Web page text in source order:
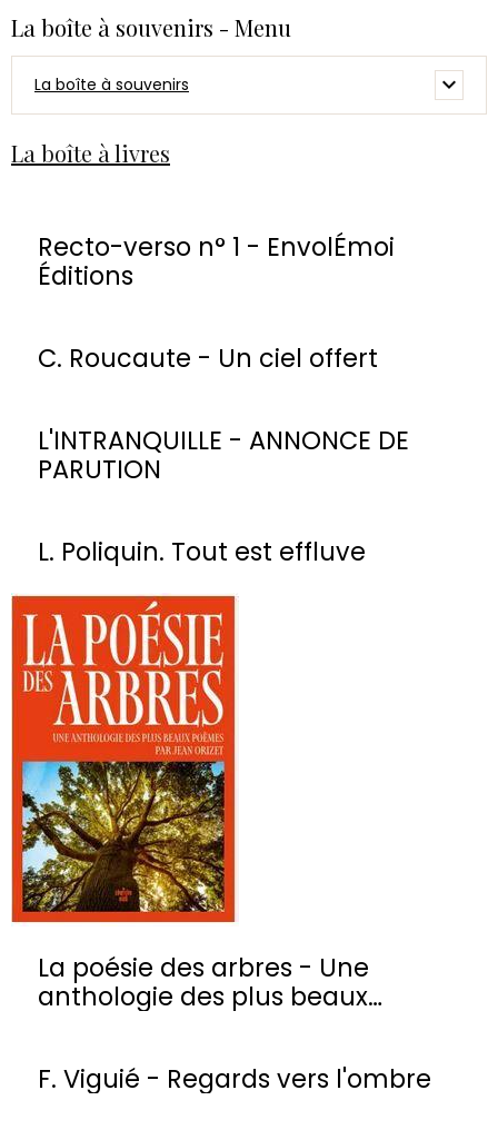
La boîte à souvenirs - Menu
La boîte à souvenirs
La boîte à livres
Recto-verso n° 1 - EnvolÉmoi
Éditions
C. Roucaute - Un ciel offert
L'INTRANQUILLE - ANNONCE DE
PARUTION
L. Poliquin. Tout est effluve
La poésie des arbres - Une
anthologie des plus beaux
F. Viguié - Regards vers l'ombre